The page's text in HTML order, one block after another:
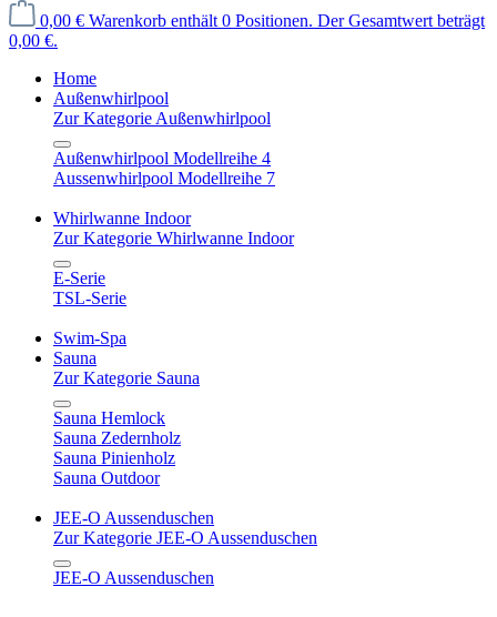
0,00 € Warenkorb enthält 0 Positionen. Der Gesamtwert beträgt
0,00 €.
Home
Außenwhirlpool
Zur Kategorie Außenwhirlpool
Außenwhirlpool Modellreihe 4
Aussenwhirlpool Modellreihe 7
Whirlwanne Indoor
Zur Kategorie Whirlwanne Indoor
E-Serie
TSL-Serie
Swim-Spa
Sauna
Zur Kategorie Sauna
Sauna Hemlock
Sauna Zedernholz
Sauna Pinienholz
Sauna Outdoor
JEE-O Aussenduschen
Zur Kategorie JEE-O Aussenduschen
JEE-O Aussenduschen